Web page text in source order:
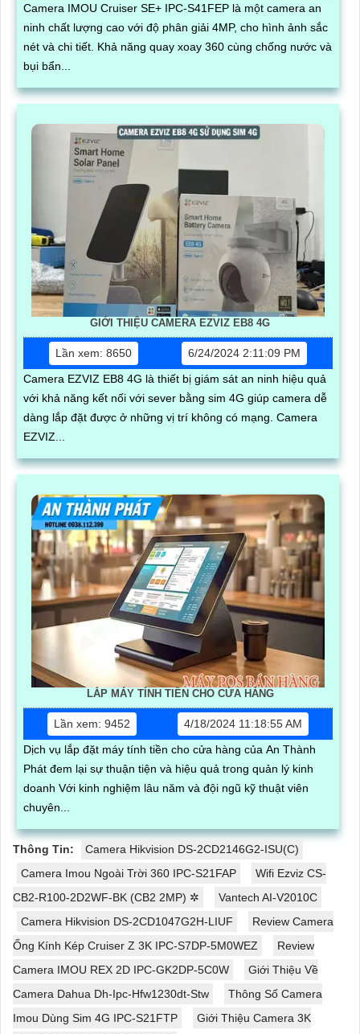
Camera IMOU Cruiser SE+ IPC-S41FEP là một camera an
ninh chất lượng cao với độ phân giải 4MP, cho hình ảnh sắc
nét và chi tiết. Khả năng quay xoay 360 cùng chống nước và
bụi bẩn...
GIỚI THIỆU CAMERA EZVIZ EB8 4G
Lần xem: 8650
6/24/2024 2:11:09 PM
Camera EZVIZ EB8 4G là thiết bị giám sát an ninh hiệu quả
với khả năng kết nối với sever bằng sim 4G giúp camera dễ
dàng lắp đặt được ở những vị trí không có mạng. Camera
EZVIZ...
LẮP MÁY TÍNH TIỀN CHO CỬA HÀNG
Lần xem: 9452
4/18/2024 11:18:55 AM
Dịch vụ lắp đặt máy tính tiền cho cửa hàng của An Thành
Phát đem lại sự thuận tiện và hiệu quả trong quản lý kinh
doanh Với kinh nghiệm lâu năm và đội ngũ kỹ thuật viên
chuyên...
Thông Tin:
Camera Hikvision DS-2CD2146G2-ISU(C)
Camera Imou Ngoài Trời 360 IPC-S21FAP
Wifi Ezviz CS-
CB2-R100-2D2WF-BK (CB2 2MP) ✲
Vantech AI-V2010C
Camera Hikvision DS-2CD1047G2H-LIUF
Review Camera
Ống Kính Kép Cruiser Z 3K IPC-S7DP-5M0WEZ
Review
Camera IMOU REX 2D IPC-GK2DP-5C0W
Giới Thiệu Về
Camera Dahua Dh-Ipc-Hfw1230dt-Stw
Thông Số Camera
Imou Dùng Sim 4G IPC-S21FTP
Giới Thiệu Camera 3K